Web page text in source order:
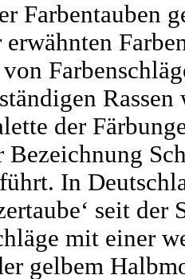
Farbentauben
der
Bezeichnung
In
seit
mit einer
gelbem